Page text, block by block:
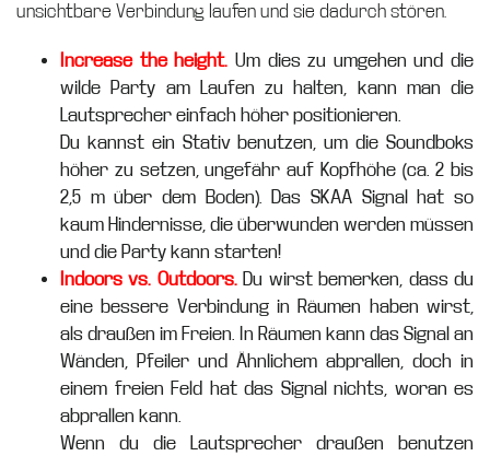
unsichtbare Verbindung laufen und sie dadurch stören.
Increase the height. Um dies zu umgehen und die
wilde Party am Laufen zu halten, kann man die
Lautsprecher einfach höher positionieren.
Du kannst ein Stativ benutzen, um die Soundboks
höher zu setzen, ungefähr auf Kopfhöhe (ca. 2 bis
2,5 m über dem Boden). Das SKAA Signal hat so
kaum Hindernisse, die überwunden werden müssen
und die Party kann starten!
Indoors vs. Outdoors.Du wirst bemerken, dass du
eine bessere Verbindung in Räumen haben wirst,
als draußen im Freien. In Räumen kann das Signal an
Wänden, Pfeiler und Ähnlichem abprallen, doch in
einem freien Feld hat das Signal nichts, woran es
abprallen kann.
Wenn du die Lautsprecher draußen benutzen